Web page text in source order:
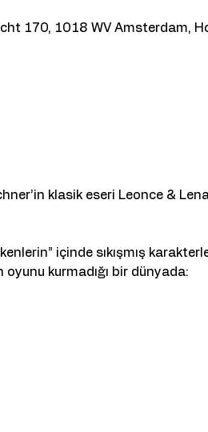
170, 1018 WV Amsterdam,
klasik eseri Leonce &
içinde sıkışmış
oyunu kurmadığı bir dünyada: